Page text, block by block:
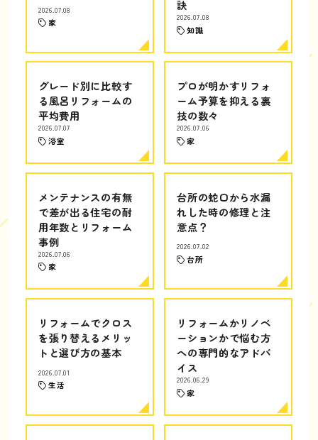
2026.07.08
家
訣
2026.07.08
知識
グレード別に比較す
る風呂リフォームの
平均費用
2026.07.07
浴室
プロが明かすリフォ
ーム予算を抑える裏
技の数々
2026.07.06
家
メンテナンスの有無
で差が出る住宅の耐
用年数とリフォーム
事例
2026.07.06
家
台所の蛇口から水漏
れした時の修理と注
意点？
2026.07.02
台所
リフォームでクロス
を張り替えるメリッ
トと選び方の基本
2026.07.01
生活
リフォームかリノベ
ーションかで悩む方
への専門的なアドバ
イス
2026.06.29
家